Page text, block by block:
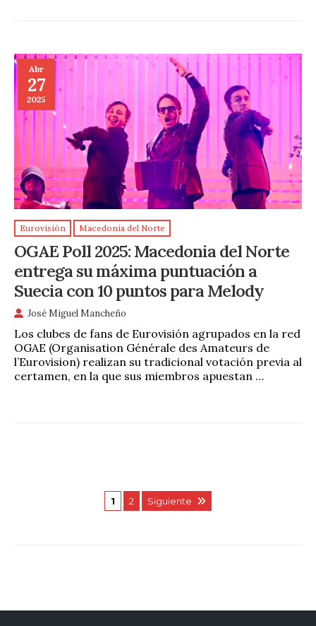
Abr
27
2025
Eurovisión Macedonia del Norte
OGAE Poll 2025: Macedonia del Norte
entrega su máxima puntuación a
Suecia con 10 puntos para Melody
José Miguel Mancheño
Los clubes de fans de Eurovisión agrupados en la red
OGAE (Organisation Générale des Amateurs de
l’Eurovision) realizan su tradicional votación previa al
certamen, en la que sus miembros apuestan …
1 2 Siguiente